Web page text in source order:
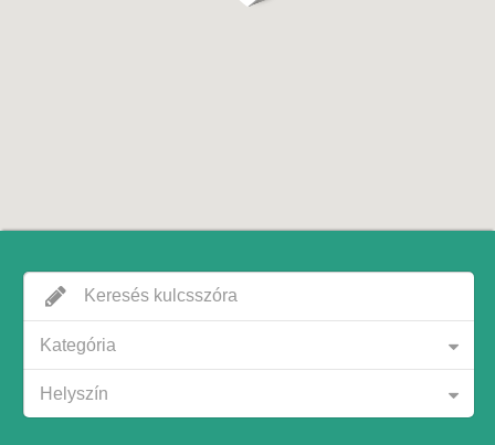
Kategória
Helyszín